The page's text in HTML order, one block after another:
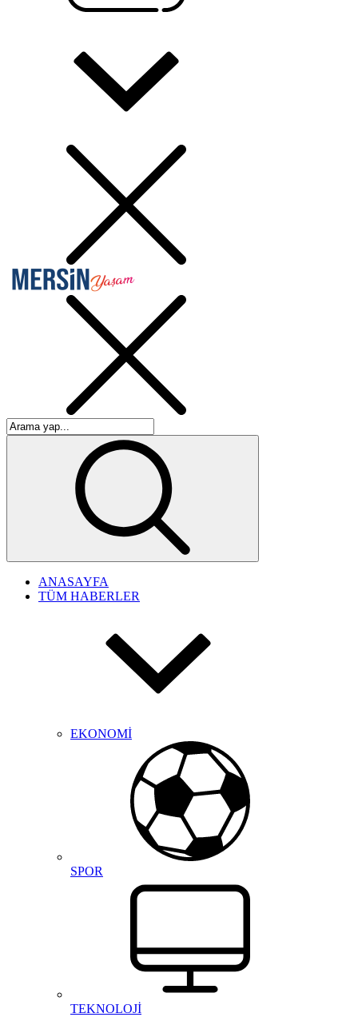
ANASAYFA
TÜM HABERLER
EKONOMİ
SPOR
TEKNOLOJİ